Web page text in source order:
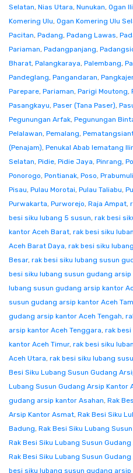
Selatan, Nias Utara, Nunukan, Ogan
Komering Ulu, Ogan Komering Ulu
Pacitan, Padang, Padang Lawas,
Pariaman, Padangpanjang,
Bharat, Palangkaraya, Palembang,
Pandeglang, Pangandaran,
Parepare, Pariaman, Parigi Moutong,
Pasangkayu, Paser (Tana Paser),
Pegunungan Arfak, Pegunungan
Pelalawan, Pemalang,
(Penajam), Penukal Abab lematang Ilir
Selatan, Pidie, Pidie Jaya, Pinrang,
Ponorogo, Pontianak, Poso,
Pisau, Pulau Morotai, Pulau Taliabu,
Purwakarta, Purworejo, Raja Ampat,
besi siku lubang 5 susun, rak besi
kantor Aceh Barat, rak besi siku
Aceh Barat Daya, rak besi siku
Besar, rak besi siku lubang susun
besi siku lubang susun gudang
lubang susun gudang arsip kantor
susun gudang arsip kantor Aceh
gudang arsip kantor Aceh Tengah,
arsip kantor Aceh Tenggara, rak
kantor Aceh Timur, rak besi siku
Aceh Utara, rak besi siku lubang
Besi Siku Lubang Susun Gudang
Lubang Susun Gudang Arsip Kantor
gudang arsip kantor Asahan, Rak
Arsip Kantor Asmat, Rak Besi Siku
Badung, Rak Besi Siku Lubang
Rak Besi Siku Lubang Susun
Rak Besi Siku Lubang Susun
besi siku lubang susun gudang arsip